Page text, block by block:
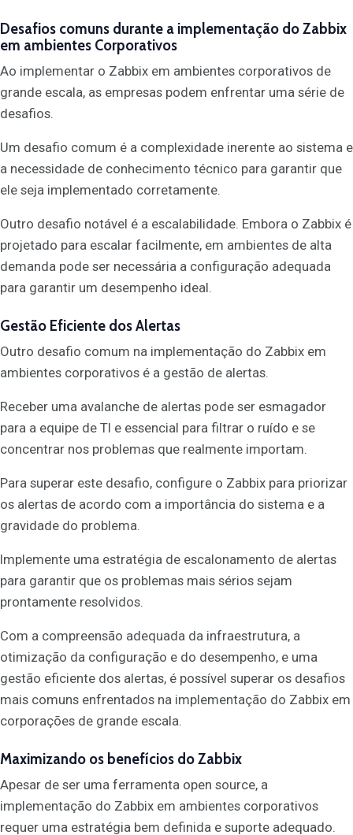
Desafios comuns durante a implementação do Zabbix
em ambientes Corporativos
Ao implementar o Zabbix em ambientes corporativos de
grande escala, as empresas podem enfrentar uma série de
desafios.
Um desafio comum é a complexidade inerente ao sistema e
a necessidade de conhecimento técnico para garantir que
ele seja implementado corretamente.
Outro desafio notável é a escalabilidade. Embora o Zabbix é
projetado para escalar facilmente, em ambientes de alta
demanda pode ser necessária a configuração adequada
para garantir um desempenho ideal.
Gestão Eficiente dos Alertas
Outro desafio comum na implementação do Zabbix em
ambientes corporativos é a gestão de alertas.
Receber uma avalanche de alertas pode ser esmagador
para a equipe de TI e essencial para filtrar o ruído e se
concentrar nos problemas que realmente importam.
Para superar este desafio, configure o Zabbix para priorizar
os alertas de acordo com a importância do sistema e a
gravidade do problema.
Implemente uma estratégia de escalonamento de alertas
para garantir que os problemas mais sérios sejam
prontamente resolvidos.
Com a compreensão adequada da infraestrutura, a
otimização da configuração e do desempenho, e uma
gestão eficiente dos alertas, é possível superar os desafios
mais comuns enfrentados na implementação do Zabbix em
corporações de grande escala.
Maximizando os benefícios do Zabbix
Apesar de ser uma ferramenta open source, a
implementação do Zabbix em ambientes corporativos
requer uma estratégia bem definida e suporte adequado.